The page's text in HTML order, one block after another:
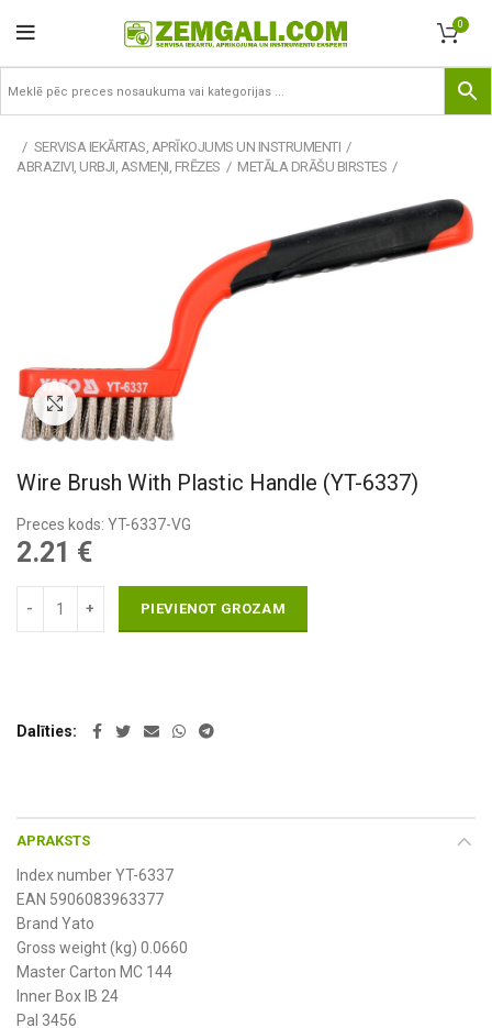
0
SERVISA IEKĀRTAS, APRĪKOJUMS UN INSTRUMENTI
ABRAZIVI, URBJI, ASMEŅI, FRĒZES
METĀLA DRĀŠU BIRSTES
Pietuvināt
Wire Brush With Plastic Handle (YT-6337)
Preces kods: YT-6337-VG
2.21 €
PIEVIENOT GROZAM
Dalīties
APRAKSTS
Index number YT-6337
EAN 5906083963377
Brand Yato
Gross weight (kg) 0.0660
Master Carton MC 144
Inner Box IB 24
Pal 3456